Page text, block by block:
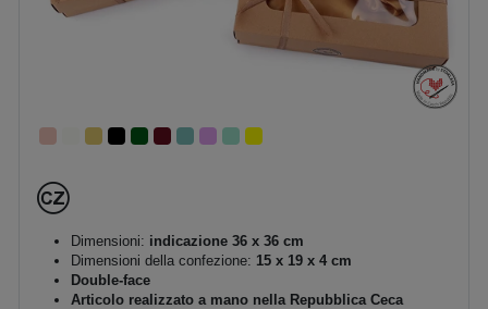
Dimensioni: indicazione 36 x 36 cm
Dimensioni della confezione: 15 x 19 x 4 cm
Double-face
Articolo realizzato a mano nella Repubblica Ceca